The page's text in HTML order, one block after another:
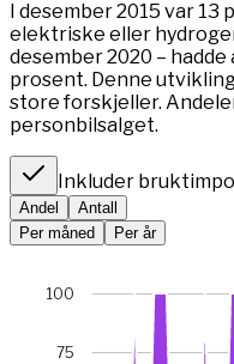
I desember 2015 var
elektriske eller
desember 2020 –
prosent. Denne
store forskjeller.
personbilsalget.
Inkluder
Andel
Antall
Per måned
Per år
Chart with 66 data
*I januar 2023 var
75
100